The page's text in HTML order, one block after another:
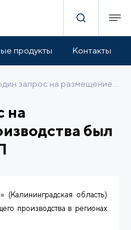
продукты Контакты
на
был
область)
производства в регионах